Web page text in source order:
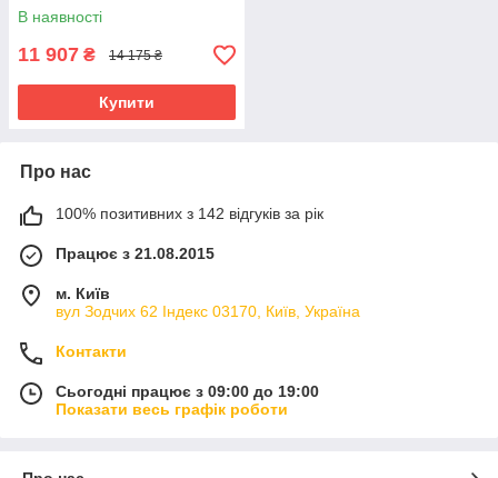
В наявності
11 907 ₴ 14 175 ₴
Купити
Про нас
100% позитивних з 142 відгуків за рік
Працює з 21.08.2015
м. Київ
вул Зодчих 62 Індекс 03170, Київ, Україна
Контакти
Сьогодні працює з 09:00 до 19:00
Показати весь графік роботи